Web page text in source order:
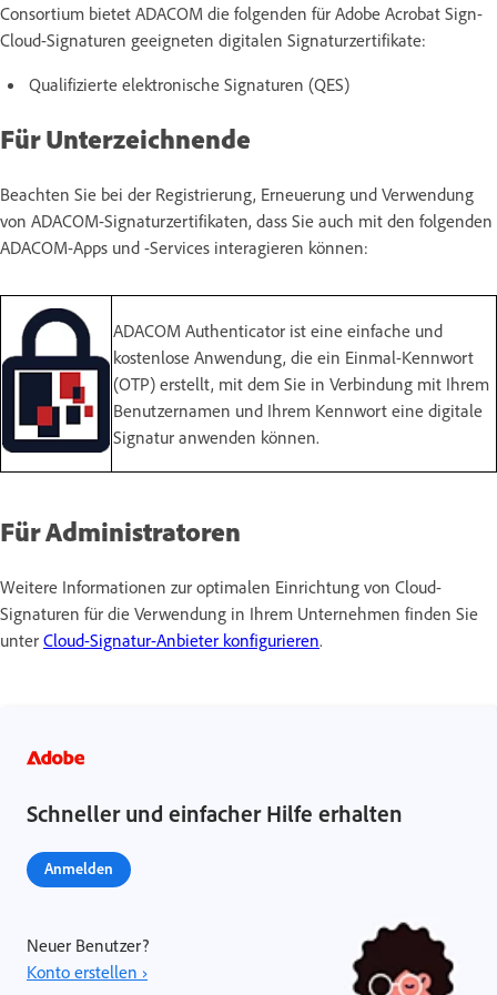
Consortium bietet ADACOM die folgenden für Adobe Acrobat Sign-
Cloud-Signaturen geeigneten digitalen Signaturzertifikate:
Qualifizierte elektronische Signaturen (QES)
Für Unterzeichnende
Beachten Sie bei der Registrierung, Erneuerung und Verwendung
von ADACOM-Signaturzertifikaten, dass Sie auch mit den folgenden
ADACOM-Apps und -Services interagieren können:
ADACOM Authenticator ist eine einfache und
kostenlose Anwendung, die ein Einmal-Kennwort
(OTP) erstellt, mit dem Sie in Verbindung mit Ihrem
Benutzernamen und Ihrem Kennwort eine digitale
Signatur anwenden können.
Für Administratoren
Weitere Informationen zur optimalen Einrichtung von Cloud-
Signaturen für die Verwendung in Ihrem Unternehmen finden Sie
unter Cloud-Signatur-Anbieter konfigurieren.
Schneller und einfacher Hilfe erhalten
Anmelden
Neuer Benutzer?
Konto erstellen ›